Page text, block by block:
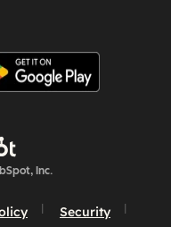
Inc.
Security